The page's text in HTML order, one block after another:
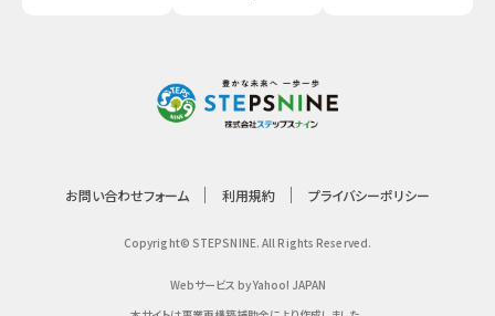
お問い合わせフォーム 利用規約 プライバシーポリシー
Copyright© STEPSNINE. All Rights Reserved.
Webサービス by Yahoo! JAPAN